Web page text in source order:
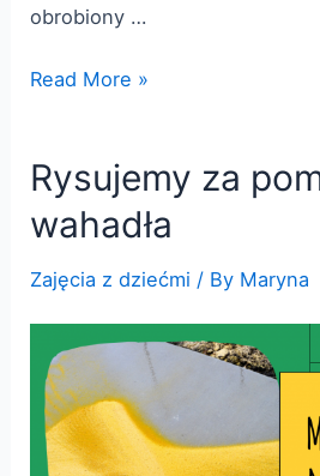
obrobiony …
Hydrofobowość.
Read More »
Rysujemy za
wahadła
Zajęcia z dziećmi / By Maryna